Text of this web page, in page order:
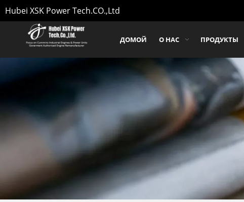
Hubei XSK Power Tech.CO.,Ltd
ДОМОЙ О НАС ПРОДУКТЫ